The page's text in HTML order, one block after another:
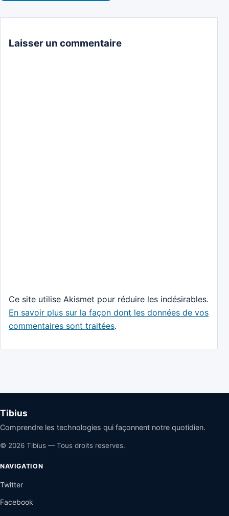
Laisser un commentaire
Ce site utilise Akismet pour réduire les indésirables.
En savoir plus sur la façon dont les données de vos
commentaires sont traitées.
Tibius
Comprendre les technologies qui façonnent notre quotidien.
© 2026 Tibius — Tous droits reserves.
NAVIGATION
Twitter
Facebook